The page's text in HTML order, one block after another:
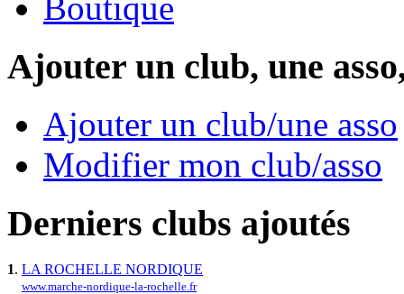
Ajouter un club, une
Ajouter un club/une asso
Modifier mon club/asso
Derniers clubs ajoutés
1. LA ROCHELLE NORDIQUE
www.marche-nordique-la-rochelle.fr